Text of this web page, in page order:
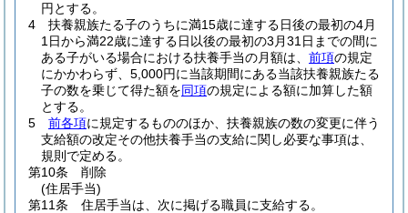
円とする。
4
扶養親族たる子のうちに満15歳に達する日後の最初の4月
1日から満22歳に達する日以後の最初の3月31日までの間に
ある子がいる場合における扶養手当の月額は、 前項の規定
にかかわらず、5,000円に当該期間にある当該扶養親族たる
子の数を乗じて得た額を同項の規定による額に加算した額
とする。
5
前各項に規定するもののほか、扶養親族の数の変更に伴う
支給額の改定その他扶養手当の支給に関し必要な事項は、
規則で定める。
第10条
削除
(住居手当)
第11条
住居手当は、次に掲げる職員に支給する。